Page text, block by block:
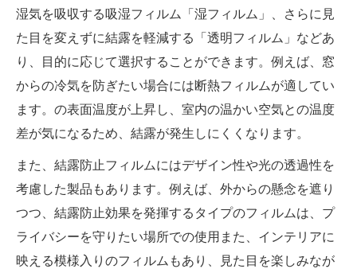
湿気を吸収する吸湿フィルム「湿フィルム」、さらに見
た目を変えずに結露を軽減する「透明フィルム」などあ
り、目的に応じて選択することができます。例えば、窓
からの冷気を防ぎたい場合には断熱フィルムが適してい
ます。の表面温度が上昇し、室内の温かい空気との温度
差が気になるため、結露が発生しにくくなります。
また、結露防止フィルムにはデザイン性や光の透過性を
考慮した製品もあります。例えば、外からの懸念を遮り
つつ、結露防止効果を発揮するタイプのフィルムは、プ
ライバシーを守りたい場所での使用また、インテリアに
映える模様入りのフィルムもあり、見た目を楽しみなが